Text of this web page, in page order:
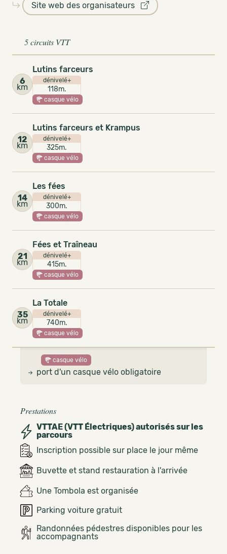
Site web des organisateurs
5 circuits VTT
6
km
Lutins farceurs
dénivelé+
118m.
casque vélo
12
km
Lutins farceurs et Krampus
dénivelé+
325m.
casque vélo
14
km
Les fées
dénivelé+
300m.
casque vélo
21
km
Fées et Traîneau
dénivelé+
415m.
casque vélo
35
km
La Totale
dénivelé+
740m.
casque vélo
casque vélo
port d'un casque vélo obligatoire
Prestations
VTTAE (VTT Électriques) autorisés sur les
parcours
Inscription possible sur place le jour même
Buvette et stand restauration à l'arrivée
Une Tombola est organisée
Parking voiture gratuit
Randonnées pédestres disponibles pour les
accompagnants